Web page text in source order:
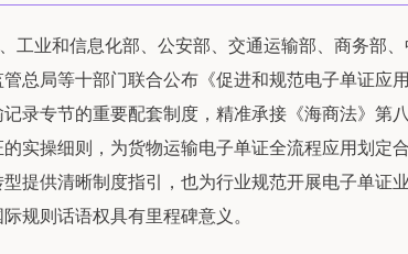
业和信息化部、公安部、交通运输部、商务部、
总局等十部门联合公布《促进和规范电子单证应
录专节的重要配套制度，精准承接《海商法》第
实操细则，为货物运输电子单证全流程应用划定
提供清晰制度指引，也为行业规范开展电子单证
规则话语权具有里程碑意义。